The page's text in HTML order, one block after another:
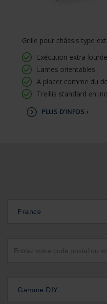
Grille pour châssis type
Exécution extra lourde
Lames orientables
A placer comme du
Treillis standard en
PLUS D'INFOS ›
France
Gamme DIY